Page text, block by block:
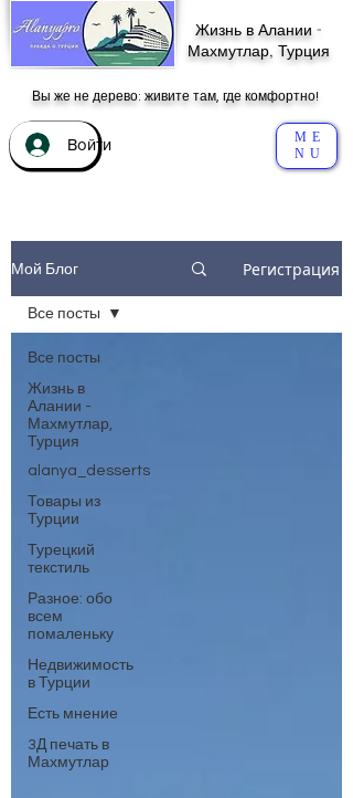
Жизнь в Алании -
Махмутлар, Турция
Вы же не дерево: живите там, где комфортно!
Войти
ME
NU
Мой Блог Регистрация
Все посты
Жизнь в
Алании -
Махмутлар,
Турция
alanya_desserts
Товары из
Турции
Турецкий
текстиль
Разное: обо
всем
помаленьку
Недвижимость
в Турции
Есть мнение
3Д печать в
Махмутлар
Все посты